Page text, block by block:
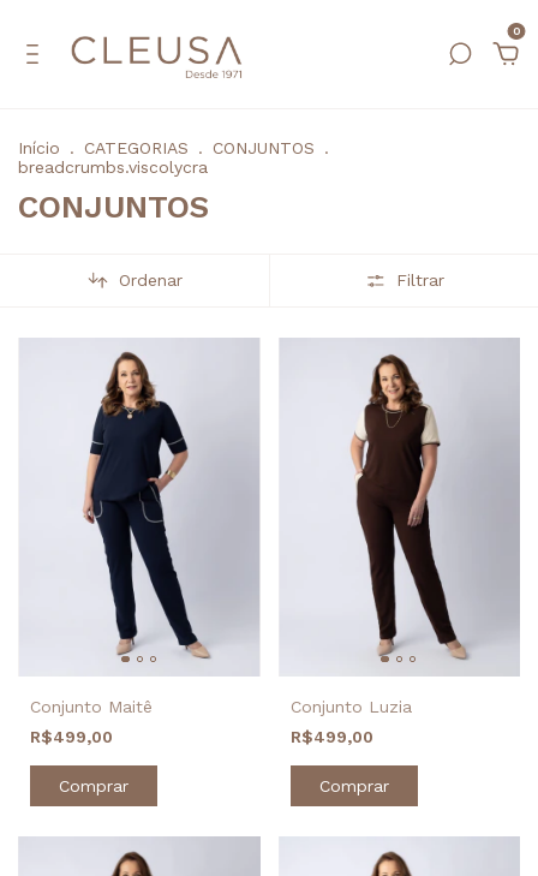
0
Início . CATEGORIAS . CONJUNTOS
.
breadcrumbs.viscolycra
CONJUNTOS
Ordenar Filtrar
Conjunto Maitê
R$499,00
Comprar
Conjunto Luzia
R$499,00
Comprar